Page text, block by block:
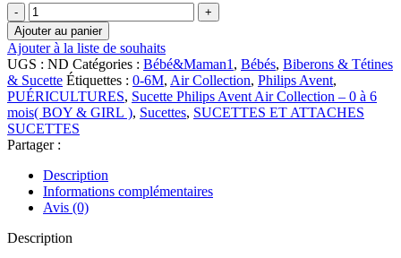
quantité
de
Sucette
Philips
Avent
Air
Collection
–
0
à
6
mois
(BOY
GIRL)
Ajouter au panier
Ajouter à la liste de souhaits
UGS : ND Catégories : Bébé&Maman1 , Bébés, Biberons & Tétines
& Sucette Étiquettes : 0-6M, Air Collection, Philips Avent,
PUÉRICULTURES, Sucette Philips Avent Air Collection – 0 à 6
mois( BOY & GIRL ), Sucettes, SUCETTES ET ATTACHES
SUCETTES
Partager :
Description
Informations complémentaires
Avis (0)
Description